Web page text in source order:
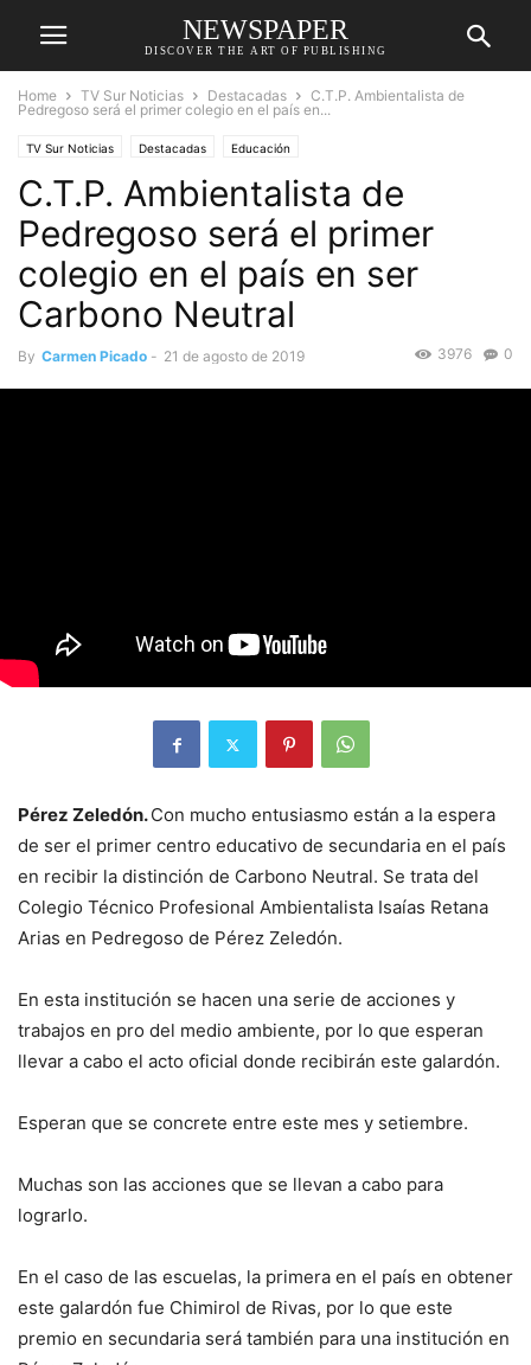
NEWSPAPER
DISCOVER THE ART OF PUBLISHING
Home TV Sur Noticias Destacadas
C.T.P. Ambientalista de
Pedregoso será el primer colegio en el país en...
TV Sur Noticias Destacadas Educación
C.T.P. Ambientalista de
Pedregoso será el primer
colegio en el país en ser
Carbono Neutral
By Carmen Picado - 21 de agosto de 2019 0
3976
Pérez Zeledón.Con mucho entusiasmo están a la espera
de ser el primer centro educativo de secundaria en el país
en recibir la distinción de Carbono Neutral. Se trata del
Colegio Técnico Profesional Ambientalista Isaías Retana
Arias en Pedregoso de Pérez Zeledón.
En esta institución se hacen una serie de acciones y
trabajos en pro del medio ambiente, por lo que esperan
llevar a cabo el acto oficial donde recibirán este galardón.
Esperan que se concrete entre este mes y setiembre.
Muchas son las acciones que se llevan a cabo para
lograrlo.
En el caso de las escuelas, la primera en el país en obtener
este galardón fue Chimirol de Rivas, por lo que este
premio en secundaria será también para una institución en